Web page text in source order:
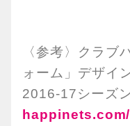
〈参考〉クラブ
ォーム」デザイ
2016-17シーズ